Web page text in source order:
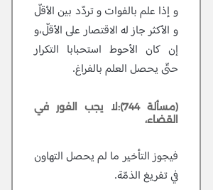
و إذا علم بالفوات و تردّد بين الأقلّ
و الأكثر جاز له الاقتصار على الأقلّ،و
إن كان الأحوط استحبابا التكرار
حتّى يحصل العلم بالفراغ.
(مسألة 744):لا يجب الفور في
القضاء،
فيجوز التأخير ما لم يحصل التهاون
في تفريغ الذمّة.